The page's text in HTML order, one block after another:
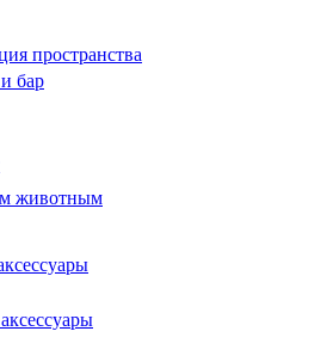
пространства
бар
животным